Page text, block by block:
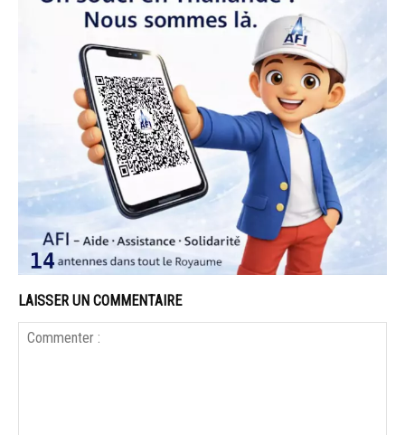
LAISSER UN COMMENTAIRE